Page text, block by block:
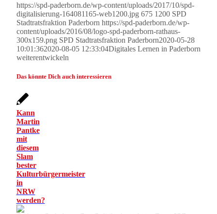
https://spd-paderborn.de/wp-content/uploads/2017/10/spd-
digitalisierung-164081165-web1200.jpg 675 1200 SPD
Stadtratsfraktion Paderborn https://spd-paderborn.de/wp-
content/uploads/2016/08/logo-spd-paderborn-rathaus-
300x159.png SPD Stadtratsfraktion Paderborn2020-05-28
10:01:362020-08-05 12:33:04Digitales Lernen in Paderborn
weiterentwickeln
Das könnte Dich auch interessieren
Kann
Martin
Pantke
mit
diesem
Slam
bester
Kulturbürgermeister
in
NRW
werden?